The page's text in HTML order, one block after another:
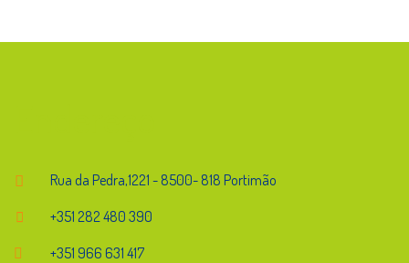
Rua da Pedra,1221 - 8500- 818 Portimão
+351 282 480 390
+351 966 631 417